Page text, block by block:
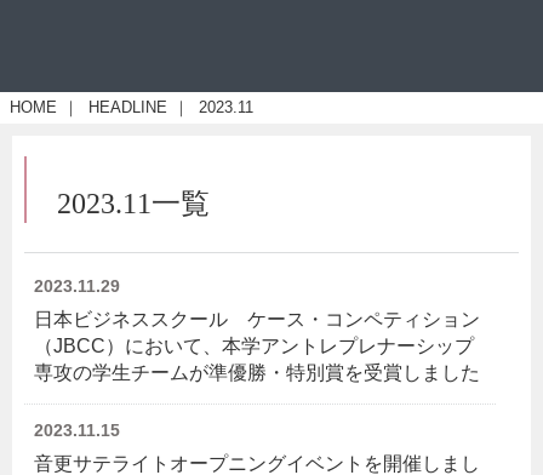
HOME ｜ HEADLINE ｜ 2023.11
2023.11一覧
2023.11.29
日本ビジネススクール ケース・コンペティション
（JBCC）において、本学アントレプレナーシップ
専攻の学生チームが準優勝・特別賞を受賞しました
2023.11.15
音更サテライトオープニングイベントを開催しまし